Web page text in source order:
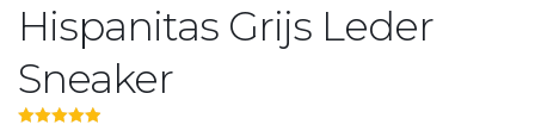
Hispanitas Grijs Leder
Sneaker